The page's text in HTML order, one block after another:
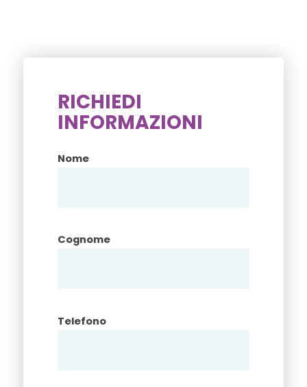
RICHIEDI
INFORMAZIONI
Nome
Cognome
Telefono